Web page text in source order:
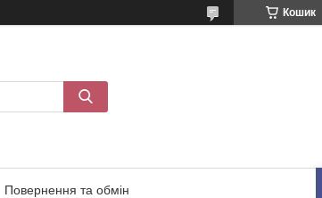
Кошик
Повернення та обмін